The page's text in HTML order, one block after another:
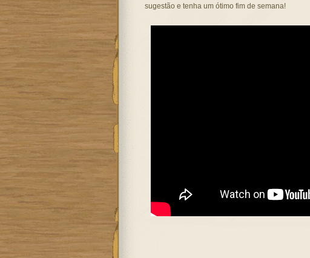
sugestão e tenha um ótimo fim de semana!